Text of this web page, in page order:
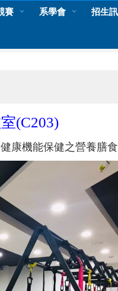
賽 系學會 招生
(C203)
康機能保健之營養膳